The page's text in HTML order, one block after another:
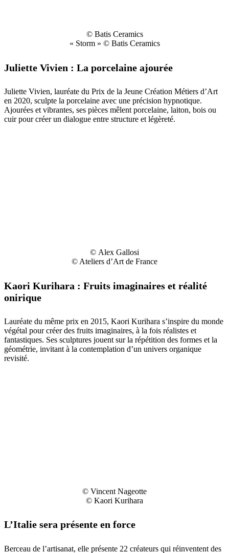
© Batis Ceramics
« Storm » © Batis Ceramics
Juliette Vivien : La porcelaine ajourée
Juliette Vivien, lauréate du Prix de la Jeune Création Métiers d’Art
en 2020, sculpte la porcelaine avec une précision hypnotique.
Ajourées et vibrantes, ses pièces mêlent porcelaine, laiton, bois ou
cuir pour créer un dialogue entre structure et légèreté.
© Alex Gallosi
© Ateliers d’Art de France
Kaori Kurihara : Fruits imaginaires et réalité
onirique
Lauréate du même prix en 2015, Kaori Kurihara s’inspire du monde
végétal pour créer des fruits imaginaires, à la fois réalistes et
fantastiques. Ses sculptures jouent sur la répétition des formes et la
géométrie, invitant à la contemplation d’un univers organique
revisité.
© Vincent Nageotte
© Kaori Kurihara
L’Italie sera présente en force
Berceau de l’artisanat, elle présente 22 créateurs qui réinventent des